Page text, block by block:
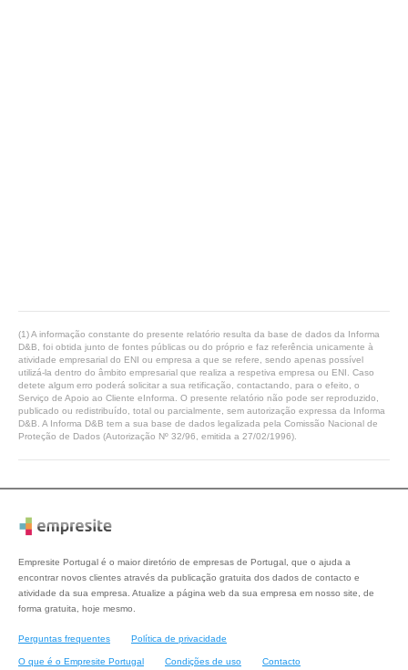
(1) A informação constante do presente relatório resulta da base de dados da Informa
D&B, foi obtida junto de fontes públicas ou do próprio e faz referência unicamente à
atividade empresarial do ENI ou empresa a que se refere, sendo apenas possível
utilizá-la dentro do âmbito empresarial que realiza a respetiva empresa ou ENI. Caso
detete algum erro poderá solicitar a sua retificação, contactando, para o efeito, o
Serviço de Apoio ao Cliente eInforma. O presente relatório não pode ser reproduzido,
publicado ou redistribuído, total ou parcialmente, sem autorização expressa da Informa
D&B. A Informa D&B tem a sua base de dados legalizada pela Comissão Nacional de
Proteção de Dados (Autorização Nº 32/96, emitida a 27/02/1996).
Empresite Portugal é o maior diretório de empresas de Portugal, que o ajuda a
encontrar novos clientes através da publicação gratuita dos dados de contacto e
atividade da sua empresa. Atualize a página web da sua empresa em nosso site, de
forma gratuita, hoje mesmo.
Perguntas frequentes Política de privacidade
O que é o Empresite Portugal Condições de uso Contacto